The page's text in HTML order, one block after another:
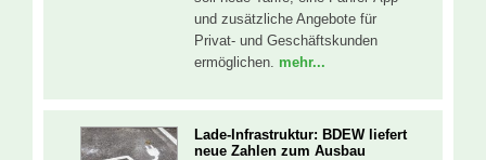
und zusätzliche Angebote für
Privat- und Geschäftskunden
ermöglichen. mehr...
Lade-Infrastruktur: BDEW liefert
neue Zahlen zum Ausbau